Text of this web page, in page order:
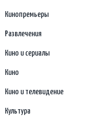
Кинопремьеры
Развлечения
Кино и сериалы
Кино
Кино и телевидение
Культура